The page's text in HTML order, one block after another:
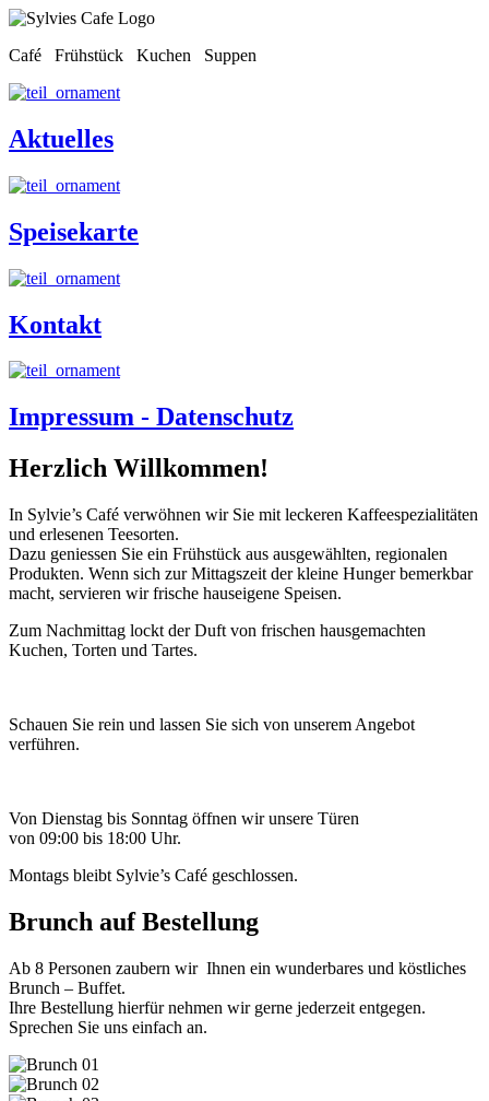
Café Frühstück Kuchen Suppen
Aktuelles
Speisekarte
Kontakt
Impressum - Datenschutz
Herzlich Willkommen!
In Sylvie’s Café verwöhnen wir Sie mit leckeren Kaffeespezialitäten
und erlesenen Teesorten.
Dazu geniessen Sie ein Frühstück aus ausgewählten, regionalen
Produkten. Wenn sich zur Mittagszeit der kleine Hunger bemerkbar
macht, servieren wir frische hauseigene Speisen.
Zum Nachmittag lockt der Duft von frischen hausgemachten
Kuchen, Torten und Tartes.
Schauen Sie rein und lassen Sie sich von unserem Angebot
verführen.
Von Dienstag bis Sonntag öffnen wir unsere Türen
von 09:00 bis 18:00 Uhr.
Montags bleibt Sylvie’s Café geschlossen.
Brunch auf Bestellung
Ab 8 Personen zaubern wir Ihnen ein wunderbares und köstliches
Brunch – Buffet.
Ihre Bestellung hierfür nehmen wir gerne jederzeit entgegen.
Sprechen Sie uns einfach an.